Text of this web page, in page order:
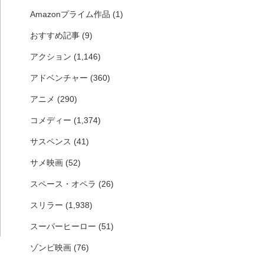
Amazonプライム作品 (1)
おすすめ記事 (9)
アクション (1,146)
アドベンチャー (360)
アニメ (290)
コメディー (1,374)
サスペンス (41)
サメ映画 (52)
スペース・オペラ (26)
スリラー (1,938)
スーパーヒーロー (51)
ゾンビ映画 (76)